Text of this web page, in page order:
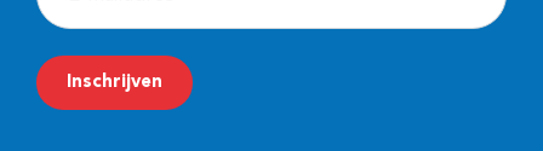
-
m
a
Inschrijven